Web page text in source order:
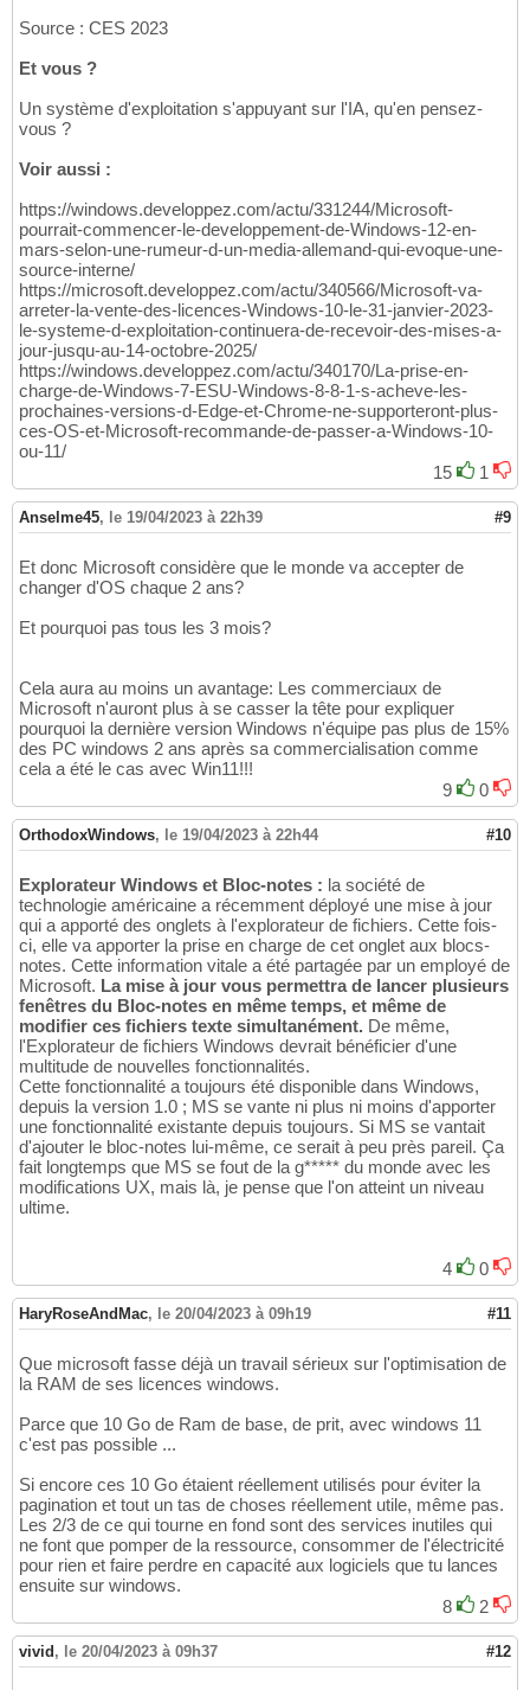
Source : CES 2023
Et vous ?
Un système d'exploitation s'appuyant sur l'IA, qu'en pensez-
vous ?
Voir aussi :
https://windows.developpez.com/actu/331244/Microsoft-
pourrait-commencer-le-developpement-de-Windows-12-en-
mars-selon-une-rumeur-d-un-media-allemand-qui-evoque-une-
source-interne/
https://microsoft.developpez.com/actu/340566/Microsoft-va-
arreter-la-vente-des-licences-Windows-10-le-31-janvier-2023-
le-systeme-d-exploitation-continuera-de-recevoir-des-mises-a-
jour-jusqu-au-14-octobre-2025/
https://windows.developpez.com/actu/340170/La-prise-en-
charge-de-Windows-7-ESU-Windows-8-8-1-s-acheve-les-
prochaines-versions-d-Edge-et-Chrome-ne-supporteront-plus-
ces-OS-et-Microsoft-recommande-de-passer-a-Windows-10-
ou-11/
15
1
Anselme45, le 19/04/2023 à 22h39 #9
Et donc Microsoft considère que le monde va accepter de
changer d'OS chaque 2 ans?
Et pourquoi pas tous les 3 mois?
Cela aura au moins un avantage: Les commerciaux de
Microsoft n'auront plus à se casser la tête pour expliquer
pourquoi la dernière version Windows n'équipe pas plus de 15%
des PC windows 2 ans après sa commercialisation comme
cela a été le cas avec Win11!!!
9
0
OrthodoxWindows, le 19/04/2023 à 22h44 #10
Explorateur Windows et Bloc-notes : la société de
technologie américaine a récemment déployé une mise à jour
qui a apporté des onglets à l'explorateur de fichiers. Cette fois-
ci, elle va apporter la prise en charge de cet onglet aux blocs-
notes. Cette information vitale a été partagée par un employé de
Microsoft. La mise à jour vous permettra de lancer plusieurs
fenêtres du Bloc-notes en même temps, et même de
modifier ces fichiers texte simultanément. De même,
l'Explorateur de fichiers Windows devrait bénéficier d'une
multitude de nouvelles fonctionnalités.
Cette fonctionnalité a toujours été disponible dans Windows,
depuis la version 1.0 ; MS se vante ni plus ni moins d'apporter
une fonctionnalité existante depuis toujours. Si MS se vantait
d'ajouter le bloc-notes lui-même, ce serait à peu près pareil. Ça
fait longtemps que MS se fout de la g***** du monde avec les
modifications UX, mais là, je pense que l'on atteint un niveau
ultime.
4 0
HaryRoseAndMac, le 20/04/2023 à 09h19 #11
Que microsoft fasse déjà un travail sérieux sur l'optimisation de
la RAM de ses licences windows.
Parce que 10 Go de Ram de base, de prit, avec windows 11
c'est pas possible ...
Si encore ces 10 Go étaient réellement utilisés pour éviter la
pagination et tout un tas de choses réellement utile, même pas.
Les 2/3 de ce qui tourne en fond sont des services inutiles qui
ne font que pomper de la ressource, consommer de l'électricité
pour rien et faire perdre en capacité aux logiciels que tu lances
ensuite sur windows.
8
2
vivid , le 20/04/2023 à 09h37 #12